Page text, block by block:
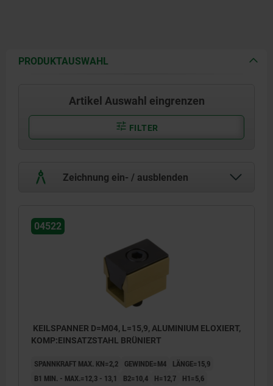
PRODUKTAUSWAHL
Artikel Auswahl eingrenzen
FILTER
Zeichnung ein- / ausblenden
04522
KEILSPANNER D=M04, L=15,9, ALUMINIUM ELOXIERT,
KOMP:EINSATZSTAHL BRÜNIERT
SPANNKRAFT MAX. KN=2,2 GEWINDE=M4
LÄNGE=15,9
B1 MIN. - MAX.=12,3 - 13,1
B2=10,4 H=12,7
H1=5,6